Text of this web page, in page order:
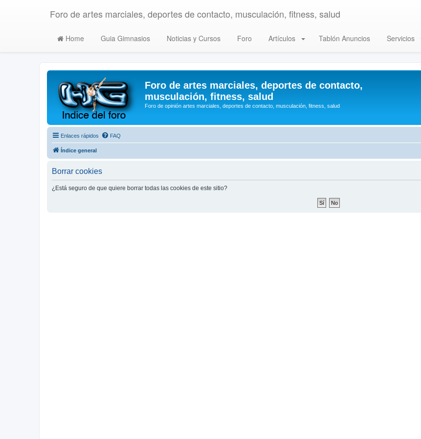
Foro de artes marciales, deportes de contacto, musculación, fitness, salud
Home Guia Gimnasios Noticias y Cursos Foro Artículos Tablón Anuncios Servicios
Foro de artes marciales, deportes de contacto,
musculación, fitness, salud
Foro de opinión artes marciales, deportes de contacto, musculación, fitness, salud
Enlaces rápidos FAQ
Índice general
Borrar cookies
¿Está seguro de que quiere borrar todas las cookies de este sitio?